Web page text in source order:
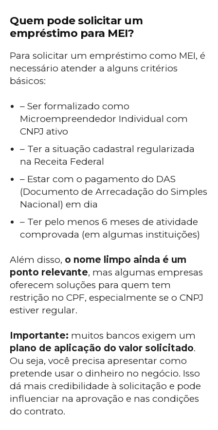
Quem pode solicitar um
empréstimo para MEI?
Para solicitar um empréstimo como MEI, é
necessário atender a alguns critérios
básicos:
– Ser formalizado como
Microempreendedor Individual com
CNPJ ativo
– Ter a situação cadastral regularizada
na Receita Federal
– Estar com o pagamento do DAS
(Documento de Arrecadação do Simples
Nacional) em dia
– Ter pelo menos 6 meses de atividade
comprovada (em algumas instituições)
Além disso, o nome limpo ainda é um
ponto relevante, mas algumas empresas
oferecem soluções para quem tem
restrição no CPF, especialmente se o CNPJ
estiver regular.
Importante: muitos bancos exigem um
plano de aplicação do valor solicitado.
Ou seja, você precisa apresentar como
pretende usar o dinheiro no negócio. Isso
dá mais credibilidade à solicitação e pode
influenciar na aprovação e nas condições
do contrato.